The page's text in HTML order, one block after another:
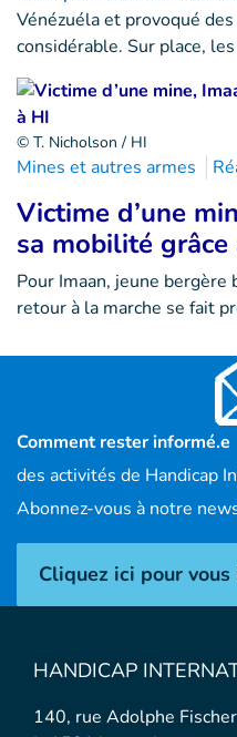
Vénézuéla et provoqué
considérable. Sur place,
© T. Nicholson / HI
Mines et autres armes
Victime d’une
sa mobilité grâce
Pour Imaan, jeune
retour à la marche se fait
Comment rester informé.e
des activités de Handicap
Abonnez-vous à notre
Cliquez ici pour
HANDICAP
140, rue Adolphe Fischer